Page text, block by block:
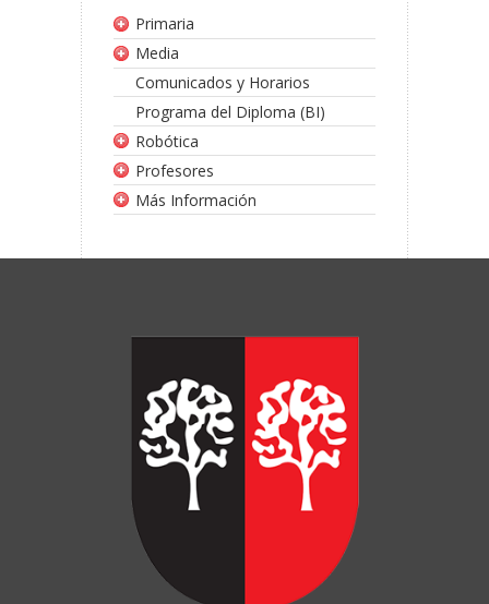
Primaria
Media
Comunicados y Horarios
Programa del Diploma (BI)
Robótica
Profesores
Más Información